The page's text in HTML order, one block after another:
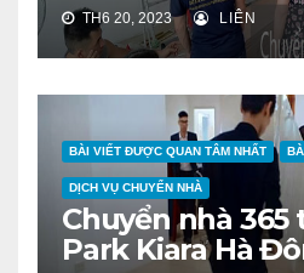
TH6 20, 2023 LIÊN
BÀI VIẾT ĐƯỢC QUAN TÂM NHẤT
DỊCH VỤ CHUYỂN NHÀ
Chuyển nhà 365
Park Kiara Hà